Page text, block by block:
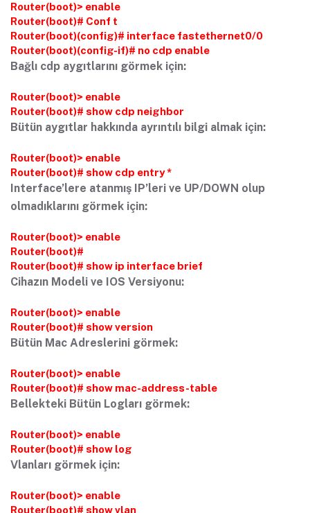
Router(boot)> enable
Router(boot)# Conf t
Router(boot)(config)# interface fastethernet0/0
Router(boot)(config-if)# no cdp enable
Bağlı cdp aygıtlarını görmek için:
Router(boot)> enable
Router(boot)# show cdp neighbor
Bütün aygıtlar hakkında ayrıntılı bilgi almak için:
Router(boot)> enable
Router(boot)# show cdp entry *
Interface’lere atanmış IP’leri ve UP/DOWN olup
olmadıklarını görmek için:
Router(boot)> enable
Router(boot)#
Router(boot)# show ip interface brief
Cihazın Modeli ve IOS Versiyonu:
Router(boot)> enable
Router(boot)# show version
Bütün Mac Adreslerini görmek:
Router(boot)> enable
Router(boot)# show mac-address-table
Bellekteki Bütün Logları görmek:
Router(boot)> enable
Router(boot)# show log
Vlanları görmek için:
Router(boot)> enable
Router(boot)# show vlan